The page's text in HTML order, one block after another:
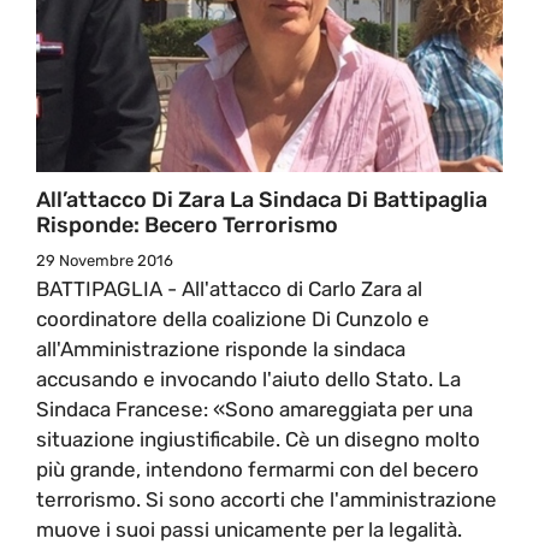
All’attacco Di Zara La Sindaca Di Battipaglia
Risponde: Becero Terrorismo
29 Novembre 2016
BATTIPAGLIA - All'attacco di Carlo Zara al
coordinatore della coalizione Di Cunzolo e
all'Amministrazione risponde la sindaca
accusando e invocando l'aiuto dello Stato. La
Sindaca Francese: «Sono amareggiata per una
situazione ingiustificabile. Cè un disegno molto
più grande, intendono fermarmi con del becero
terrorismo. Si sono accorti che l'amministrazione
muove i suoi passi unicamente per la legalità.